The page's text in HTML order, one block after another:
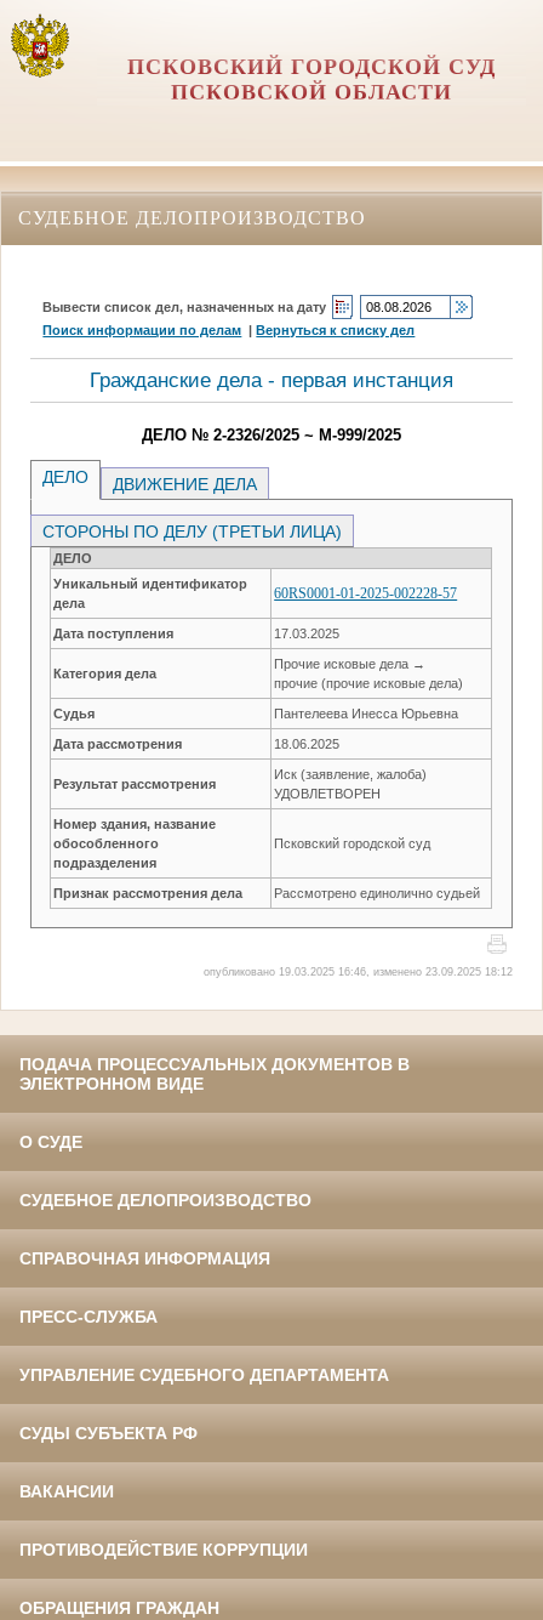
ПСКОВСКИЙ ГОРОДСКОЙ СУД
ПСКОВСКОЙ ОБЛАСТИ
СУДЕБНОЕ ДЕЛОПРОИЗВОДСТВО
Вывести список дел, назначенных на дату
Поиск информации по делам |Вернуться к списку дел
Гражданские дела - первая инстанция
ДЕЛО № 2-2326/2025 ~ М-999/2025
ДЕЛО ДВИЖЕНИЕ ДЕЛА
СТОРОНЫ ПО ДЕЛУ (ТРЕТЬИ ЛИЦА)
ДЕЛО
Уникальный идентификатор
дела
60RS0001-01-2025-002228-57
Дата поступления 17.03.2025
Категория дела
Прочие исковые дела →
прочие (прочие исковые дела)
Судья Пантелеева Инесса Юрьевна
Дата рассмотрения 18.06.2025
Результат рассмотрения
Иск (заявление, жалоба)
УДОВЛЕТВОРЕН
Номер здания, название
обособленного
подразделения
Псковский городской суд
Признак рассмотрения дела Рассмотрено единолично судьей
опубликовано 19.03.2025 16:46, изменено 23.09.2025 18:12
ПОДАЧА ПРОЦЕССУАЛЬНЫХ ДОКУМЕНТОВ В
ЭЛЕКТРОННОМ ВИДЕ
О СУДЕ
СУДЕБНОЕ ДЕЛОПРОИЗВОДСТВО
СПРАВОЧНАЯ ИНФОРМАЦИЯ
ПРЕСС-СЛУЖБА
УПРАВЛЕНИЕ СУДЕБНОГО ДЕПАРТАМЕНТА
СУДЫ СУБЪЕКТА РФ
ВАКАНСИИ
ПРОТИВОДЕЙСТВИЕ КОРРУПЦИИ
ОБРАЩЕНИЯ ГРАЖДАН